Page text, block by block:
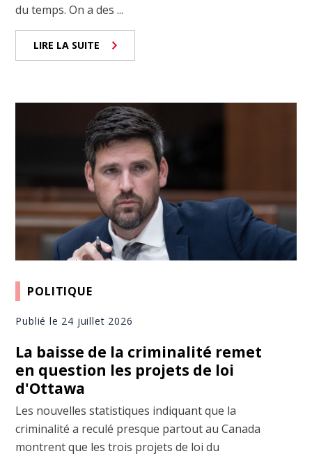
du temps. On a des ...
LIRE LA SUITE
POLITIQUE
Publié le 24 juillet 2026
La baisse de la criminalité remet
en question les projets de loi
d'Ottawa
Les nouvelles statistiques indiquant que la
criminalité a reculé presque partout au Canada
montrent que les trois projets de loi du